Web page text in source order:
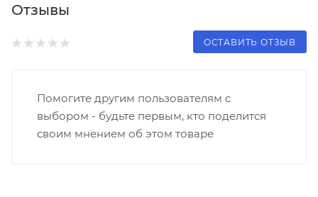
Отзывы
ОСТАВИТЬ ОТЗЫВ
Помогите другим пользователям с
выбором - будьте первым, кто поделится
своим мнением об этом товаре